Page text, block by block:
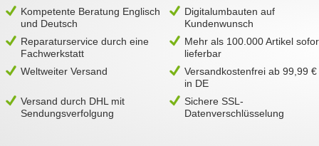
Kompetente Beratung Englisch
und Deutsch
Digitalumbauten auf
Kundenwunsch
Reparaturservice durch eine
Fachwerkstatt
Mehr als 100.000 Artikel
lieferbar
Weltweiter Versand
Versandkostenfrei ab 99,99 €
in DE
Versand durch DHL mit
Sendungsverfolgung
Sichere SSL-
Datenverschlüsselung